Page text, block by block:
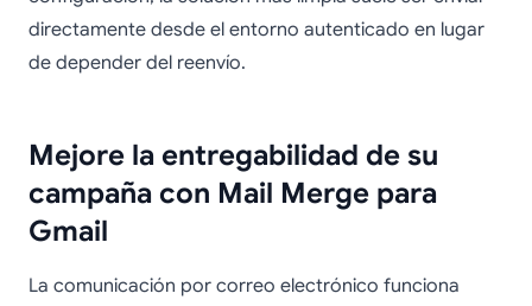
directamente desde el entorno autenticado en lugar
de depender del reenvío.
Mejore la entregabilidad de su
campaña con Mail Merge para
Gmail
La comunicación por correo electrónico funciona